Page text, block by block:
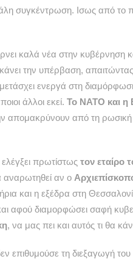
συγκέντρωση. Ισως από το
καλά νέα στην κυβέρνηση
την υπέρβαση, απαιτώντας,
ενεργά στη
άλλοι εκεί. Το ΝΑΤΟ και
απομακρύνουν από τη ρωσική
πρωτίστως τον εταίρο
αναρωτηθεί αν ο
και η εξέδρα στη
αφού διαμορφώσει σαφή
, να μας πει και αυτός τι θα
επιθυμούσε τη διεξαγωγή